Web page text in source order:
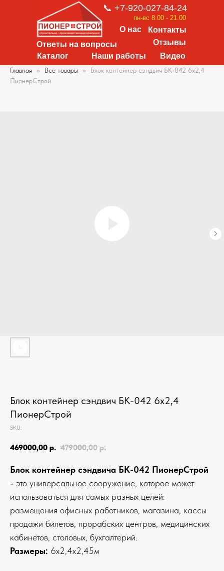
О нас
Ответы на вопросы
Каталог
Контакты
Наши работы Видео
Отзывы
📞 +7-920-027-84-24
пн-вс 8.00 - 21.00
Главная Все товары
Блок контейнер сэндвич БК-042 6х2,4
ПионерСтрой
Блок контейнер сэндвич БК-042 6х2,4
ПионерСтрой
SKU:
469000,00 р. 479000,00 р.
Блок контейнер сэндвича БК-042 ПионерСтрой
- это универсальное сооружение, которое может
использоваться для самых разных целей:
размещения офисных работников, магазина, кассы
продажи билетов, прорабских центров, медицинских
кабинетов, столовых, бухгалтерий.
Размеры: 6х2,4х2,45м